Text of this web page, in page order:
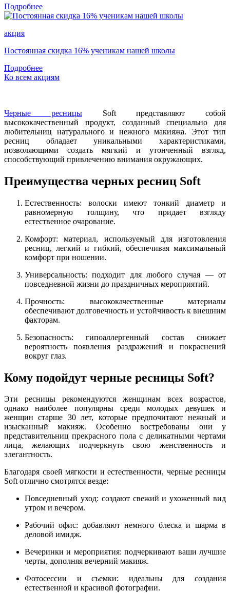
Подробнее
акция
Постоянная скидка 16% ученикам нашей школы
Подробнее
Ко всем акциям
Черные ресницыSoft представляют собой
высококачественный продукт, созданный специально для
любительниц натурального и нежного макияжа. Этот тип
ресниц обладает уникальными характеристиками,
позволяющими создать мягкий и утонченный взгляд,
способствующий привлечению внимания окружающих.
Преимущества черных ресниц Soft
Естественность: волоски имеют тонкий диаметр и
равномерную толщину, что придает взгляду
естественное очарование.
Комфорт: материал, используемый для изготовления
ресниц, легкий и гибкий, обеспечивая максимальный
комфорт при ношении.
Универсальность: подходит для любого случая — от
повседневной жизни до праздничных мероприятий.
Прочность: высококачественные материалы
обеспечивают долговечность и устойчивость к внешним
факторам.
Безопасность: гипоаллергенный состав снижает
вероятность появления раздражений и покраснений
вокруг глаз.
Кому подойдут черные ресницы Soft?
Эти ресницы рекомендуются женщинам всех возрастов,
однако наиболее популярны среди молодых девушек и
женщин старше 30 лет, которые предпочитают нежный и
изысканный макияж. Особенно востребованы они у
представительниц прекрасного пола с деликатными чертами
лица, желающих подчеркнуть свою женственность и
элегантность.
Благодаря своей мягкости и естественности, черные ресницы
Soft отлично смотрятся везде:
Повседневный уход: создают свежий и ухоженный вид
утром и вечером.
Рабочий офис: добавляют немного блеска и шарма в
деловой имидж.
Вечеринки и мероприятия: подчеркивают ваши лучшие
черты, дополняя вечерний макияж.
Фотосессии и съемки: идеальны для создания
естественной и красивой фотографии.